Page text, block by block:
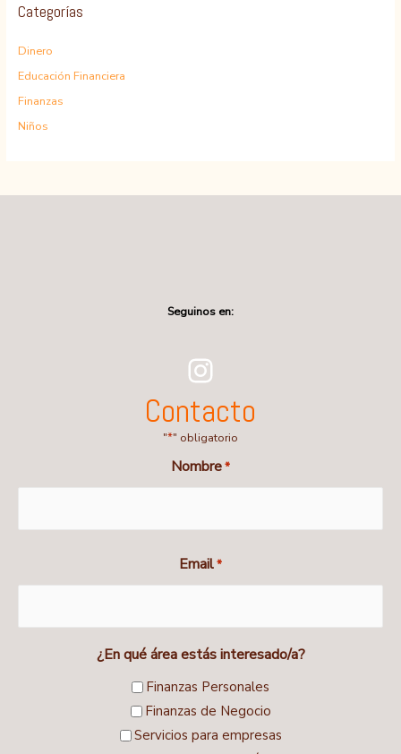
Categorías
Dinero
Educación Financiera
Finanzas
Niños
Seguinos en:
Instagram
Contacto
"*" obligatorio
Nombre*
Email*
¿En qué área estás interesado/a?
Finanzas Personales
Finanzas de Negocio
Servicios para empresas